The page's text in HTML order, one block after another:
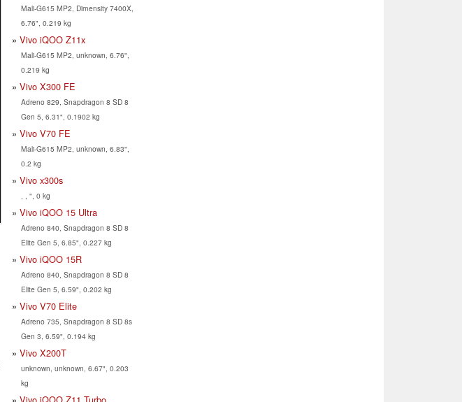
Mali-G615 MP2, Dimensity 7400X,
6.76", 0.219 kg
Vivo iQOO Z11x
Mali-G615 MP2, unknown, 6.76",
0.219 kg
Vivo X300 FE
Adreno 829, Snapdragon 8 SD 8
Gen 5, 6.31", 0.1902 kg
Vivo V70 FE
Mali-G615 MP2, unknown, 6.83",
0.2 kg
Vivo x300s
, , ", 0 kg
Vivo iQOO 15 Ultra
Adreno 840, Snapdragon 8 SD 8
Elite Gen 5, 6.85", 0.227 kg
Vivo iQOO 15R
Adreno 840, Snapdragon 8 SD 8
Elite Gen 5, 6.59", 0.202 kg
Vivo V70 Elite
Adreno 735, Snapdragon 8 SD 8s
Gen 3, 6.59", 0.194 kg
Vivo X200T
unknown, unknown, 6.67", 0.203
kg